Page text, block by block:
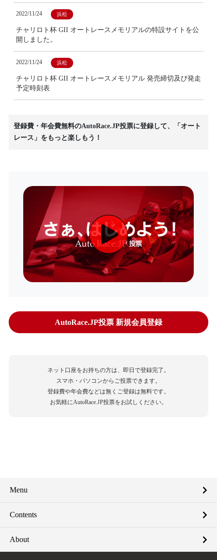
2022/11/24 浜松
チャリロト杯 GII オートレースメモリアルの特設サイトを公
開しました。
2022/11/24 浜松
チャリロト杯 GII オートレースメモリアル 発売締切及び発走
予定時刻表
登録費・年会費無料のAutoRace.JP投票に登録して、「オート
レース」をもっと楽しもう！
AutoRace.JP投票 新規会員登録
ネット口座をお持ちの方は、即日で登録完了。
スマホ・パソコンからご投票できます。
登録費や年会費などは無くご登録は無料です。
お気軽にAutoRace.JP投票をお試しください。
Menu
Contents
About